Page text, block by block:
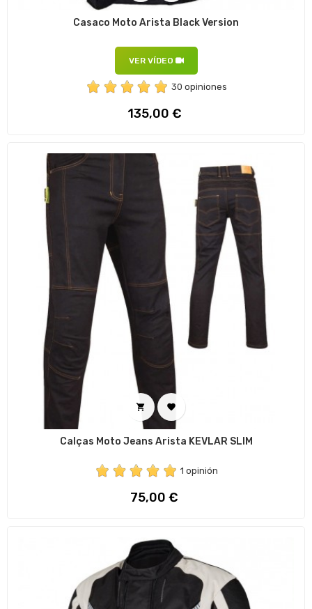
Casaco Moto Arista Black Version
VER VÍDEO
30 opiniones
Preço
135,00 €
 
Calças Moto Jeans Arista KEVLAR SLIM
1 opinión
Preço
75,00 €